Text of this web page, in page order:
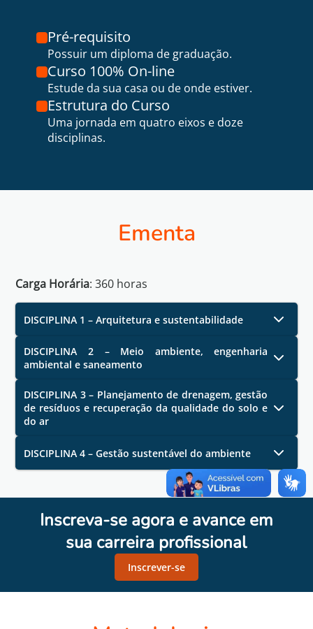
Pré-requisito
Possuir um diploma de graduação.
Curso 100% On-line
Estude da sua casa ou de onde estiver.
Estrutura do Curso
Uma jornada em quatro eixos e doze
disciplinas.
Ementa
Carga Horária:360 horas
DISCIPLINA 1 – Arquitetura e sustentabilidade
DISCIPLINA 2 – Meio ambiente, engenharia
ambiental e saneamento
DISCIPLINA 3 – Planejamento de drenagem, gestão
de resíduos e recuperação da qualidade do solo e
do ar
DISCIPLINA 4 – Gestão sustentável do ambiente
Inscreva-se agora e avance em
sua carreira profissional
Inscrever-se